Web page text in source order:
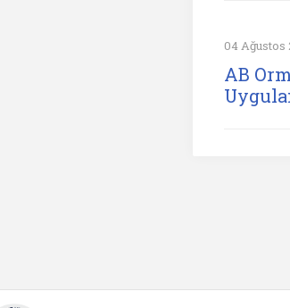
04 Ağustos
AB